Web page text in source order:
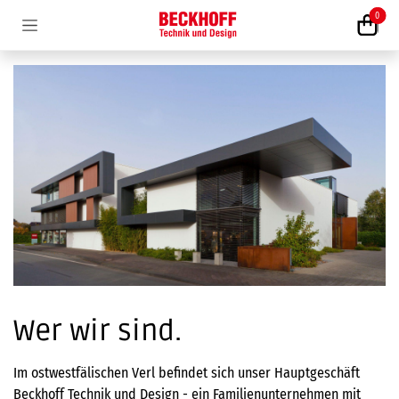
0
Wer wir sind.
Im ostwestfälischen Verl befindet sich unser Hauptgeschäft
Beckhoff Technik und Design - ein Familienunternehmen mit